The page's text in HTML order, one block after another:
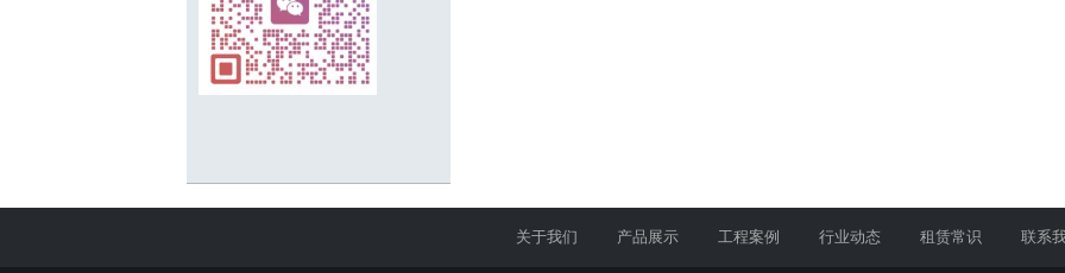
关于我们 产品展示 工程案例 行业动态 租赁常识 联系